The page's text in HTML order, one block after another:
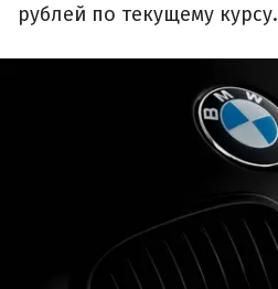
рублей по текущему курсу.